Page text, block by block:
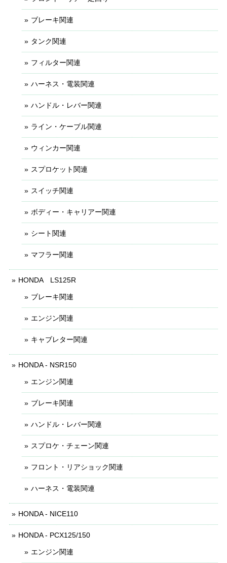
ブレーキ関連
タンク関連
フィルター関連
ハーネス・電装関連
ハンドル・レバー関連
ライン・ケーブル関連
ウィンカー関連
スプロケット関連
スイッチ関連
ボディー・キャリアー関連
シート関連
マフラー関連
HONDA LS125R
ブレーキ関連
エンジン関連
キャブレター関連
HONDA - NSR150
エンジン関連
ブレーキ関連
ハンドル・レバー関連
スプロケ・チェーン関連
フロント・リアショック関連
ハーネス・電装関連
HONDA - NICE110
HONDA - PCX125/150
エンジン関連